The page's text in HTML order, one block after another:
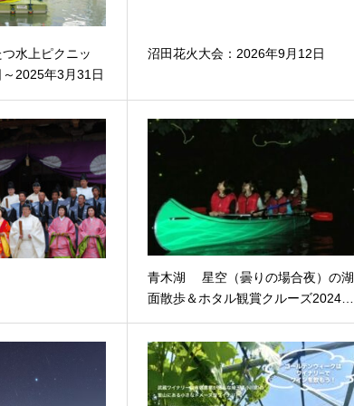
水上ピクニッ
2025年3月31日
沼田花火大会：2026年9月12日
青木湖 星空（曇りの場合夜）の湖
面散歩＆ホタル観賞クルーズ2024…